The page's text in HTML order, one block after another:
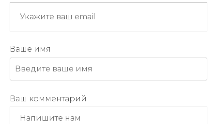
Ваше имя
Ваш комментарий